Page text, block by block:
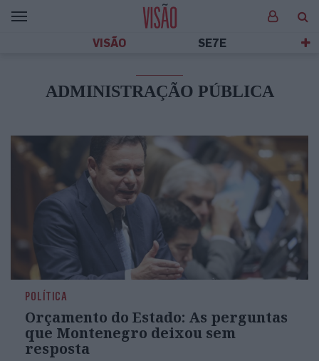
VISÃO SE7E
ADMINISTRAÇÃO PÚBLICA
POLÍTICA
Orçamento do Estado: As perguntas
que Montenegro deixou sem
resposta